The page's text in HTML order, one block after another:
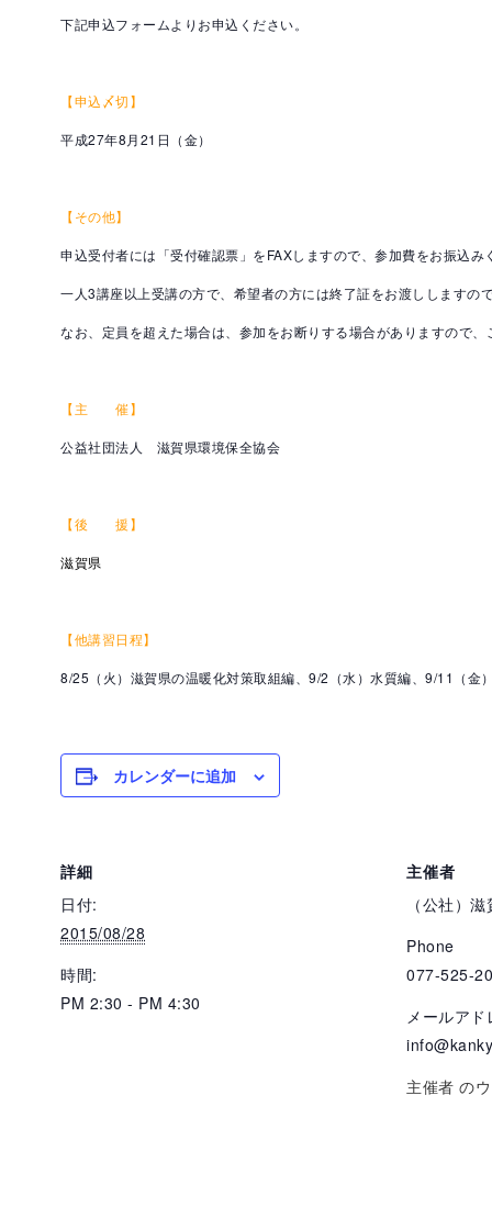
下記申込フォームよりお申込ください。
【申込〆切】
平成27年8月21日（金）
【その他】
申込受付者には「受付確認票」をFAXしますので、参加費をお振込み
一人3講座以上受講の方で、希望者の方には終了証をお渡ししますの
なお、定員を超えた場合は、参加をお断りする場合がありますので、
【主 催】
公益社団法人 滋賀県環境保全協会
【後 援】
滋賀県
【他講習日程】
8/25（火）滋賀県の温暖化対策取組編、9/2（水）水質編、9/11（金
カレンダーに追加
詳細
日付:
2015/08/28
時間:
PM 2:30 - PM 4:30
主催者
（公社）
Phone
077-525-
メールアド
主催者 の